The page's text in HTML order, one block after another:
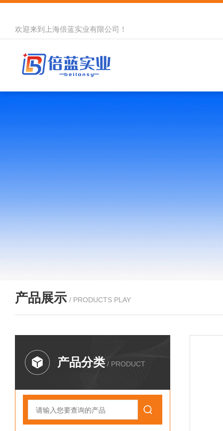
欢迎来到 上海倍蓝实业有限公司 ！
产品展示 / PRODUCTS PLAY
产品分类 / PRODUCT